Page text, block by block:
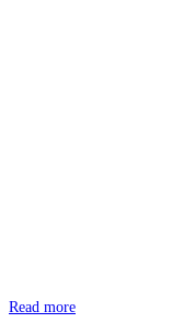
Read more